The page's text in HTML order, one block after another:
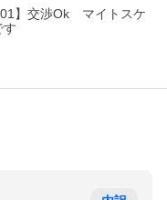
】交渉Ok マイトスケ
す